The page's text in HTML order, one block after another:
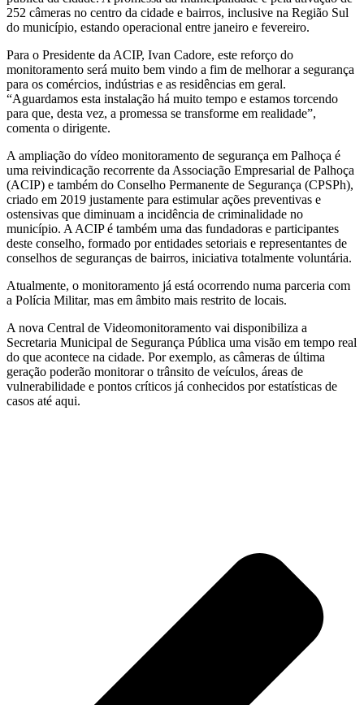
252 câmeras no centro da cidade e bairros, inclusive na Região Sul
do município, estando operacional entre janeiro e fevereiro.
Para o Presidente da ACIP, Ivan Cadore, este reforço do
monitoramento será muito bem vindo a fim de melhorar a segurança
para os comércios, indústrias e as residências em geral.
“Aguardamos esta instalação há muito tempo e estamos torcendo
para que, desta vez, a promessa se transforme em realidade”,
comenta o dirigente.
A ampliação do vídeo monitoramento de segurança em Palhoça é
uma reivindicação recorrente da Associação Empresarial de Palhoça
(ACIP) e também do Conselho Permanente de Segurança (CPSPh),
criado em 2019 justamente para estimular ações preventivas e
ostensivas que diminuam a incidência de criminalidade no
município. A ACIP é também uma das fundadoras e participantes
deste conselho, formado por entidades setoriais e representantes de
conselhos de seguranças de bairros, iniciativa totalmente voluntária.
Atualmente, o monitoramento já está ocorrendo numa parceria com
a Polícia Militar, mas em âmbito mais restrito de locais.
A nova Central de Videomonitoramento vai disponibiliza a
Secretaria Municipal de Segurança Pública uma visão em tempo real
do que acontece na cidade. Por exemplo, as câmeras de última
geração poderão monitorar o trânsito de veículos, áreas de
vulnerabilidade e pontos críticos já conhecidos por estatísticas de
casos até aqui.